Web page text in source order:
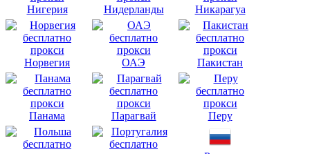
Нигерия Нидерланды Никарагуа
Норвегия ОАЭ Пакистан
Панама Парагвай Перу